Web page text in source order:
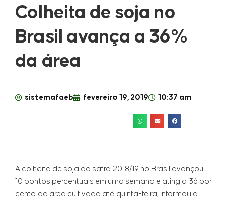
Colheita de soja no
Brasil avança a 36%
da área
sistemafaeb fevereiro 19, 2019 10:37 am
A colheita de soja da safra 2018/19 no Brasil avançou
10 pontos percentuais em uma semana e atingia 36 por
cento da área cultivada até quinta-feira, informou a